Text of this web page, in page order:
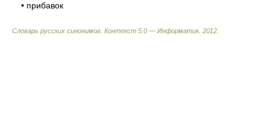
• прибавок
Словарь русских синонимов. Контекст 5.0 — Информатик. 2012